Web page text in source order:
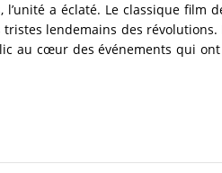
a éclaté. Le classique
lendemains des
au cœur des événements qui